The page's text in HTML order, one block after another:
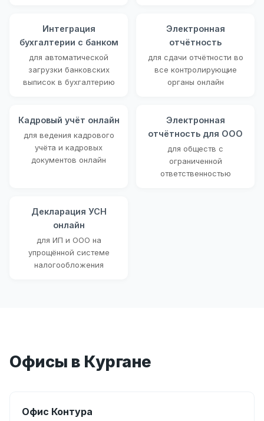
Интеграция
бухгалтерии с банком
для автоматической
загрузки банковских
выписок в бухгалтерию
Электронная
отчётность
для сдачи отчётности во
все контролирующие
органы онлайн
Кадровый учёт онлайн
для ведения кадрового
учёта и кадровых
документов онлайн
Электронная
отчётность для ООО
для обществ с
ограниченной
ответственностью
Декларация УСН
онлайн
для ИП и ООО на
упрощённой системе
налогообложения
Офисы в Кургане
Офис Контура